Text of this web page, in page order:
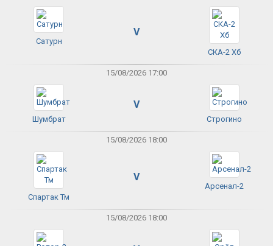
Сатурн
V
СКА-2 Хб
15/08/2026 17:00
Шумбрат
V
Строгино
15/08/2026 18:00
Спартак Тм
V
Арсенал-2
15/08/2026 18:00